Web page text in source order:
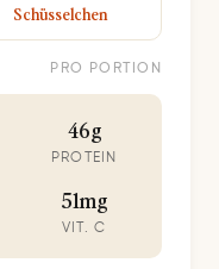
Schüsselchen
PRO PORTION
46g
PROTEIN
51mg
VIT. C